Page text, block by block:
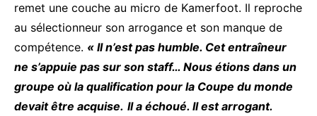
remet une couche au micro de Kamerfoot. Il reproche
au sélectionneur son arrogance et son manque de
compétence. « Il n’est pas humble. Cet entraîneur
ne s’appuie pas sur son staff… Nous étions dans un
groupe où la qualification pour la Coupe du monde
devait être acquise. Il a échoué. Il est arrogant.